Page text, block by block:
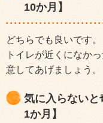
10か月】
どちらでも良いです。
トイレが近くになか
意してあげましょう。
気に入らない
1か月】